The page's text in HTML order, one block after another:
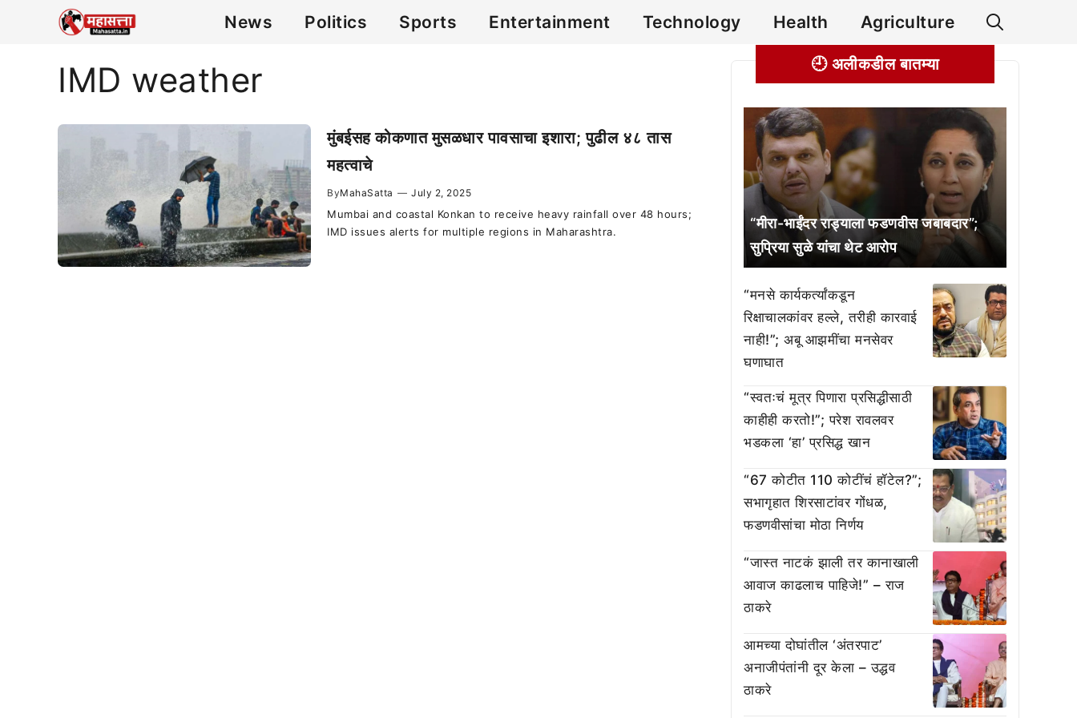
News Politics Sports Entertainment Technology Health Agriculture
IMD weather
मुंबईसह कोकणात मुसळधार पावसाचा इशारा; पुढील ४८ तास
महत्वाचे
ByMahaSatta — July 2, 2025
Mumbai and coastal Konkan to receive heavy rainfall over 48 hours;
IMD issues alerts for multiple regions in Maharashtra.
🕘 अलीकडील बातम्या
“मीरा-भाईंदर राड्याला फडणवीस जबाबदार”;
सुप्रिया सुळे यांचा थेट आरोप
“मनसे कार्यकर्त्यांकडून
रिक्षाचालकांवर हल्ले, तरीही कारवाई
नाही!”; अबू आझमींचा मनसेवर
घणाघात
“स्वतःचं मूत्र पिणारा प्रसिद्धीसाठी
काहीही करतो!”; परेश रावलवर
भडकला ‘हा’ प्रसिद्ध खान
“67 कोटीत 110 कोटींचं हॉटेल?”;
सभागृहात शिरसाटांवर गोंधळ,
फडणवीसांचा मोठा निर्णय
“जास्त नाटकं झाली तर कानाखाली
आवाज काढलाच पाहिजे!” – राज
ठाकरे
आमच्या दोघांतील ‘अंतरपाट’
अनाजीपंतांनी दूर केला – उद्धव
ठाकरे